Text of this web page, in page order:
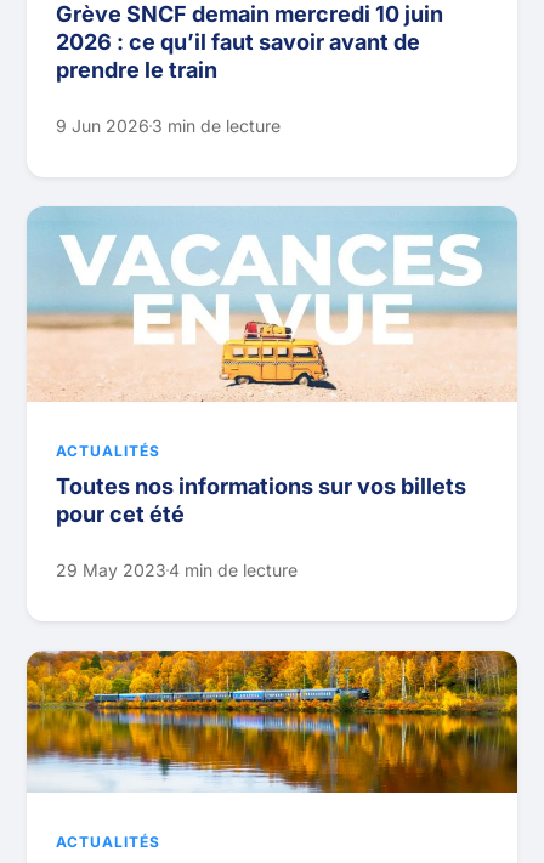
Grève SNCF demain mercredi 10 juin
2026 : ce qu’il faut savoir avant de
prendre le train
9 Jun 20263 min de lecture
ACTUALITÉS
Toutes nos informations sur vos billets
pour cet été
29 May 20234 min de lecture
ACTUALITÉS